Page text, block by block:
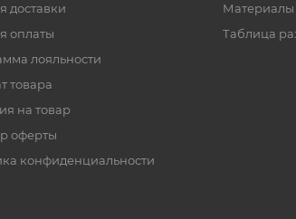
доставки
оплаты
лояльности
товара
на товар
оферты
конфиденциальности
Материалы
Таблица